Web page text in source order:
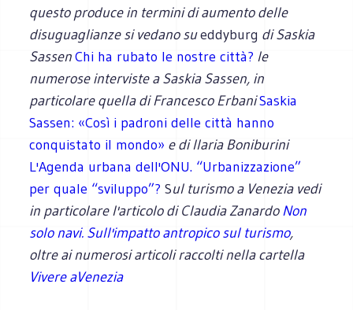
questo produce in termini di aumento delle
disuguaglianze si vedano sueddyburg di Saskia
SassenChi ha rubato le nostre città? le
numerose interviste a Saskia Sassen, in
particolare quella di Francesco ErbaniSaskia
Sassen: «Così i padroni delle città hanno
conquistato il mondo» e di Ilaria Boniburini
L'Agenda urbana dell'ONU. “Urbanizzazione”
per quale “sviluppo”? Sul turismo a Venezia vedi
in particolare l'articolo di Claudia ZanardoNon
solo navi. Sull'impatto antropico sul turismo,
oltre ai numerosi articoli raccolti nella cartella
Vivere aVenezia